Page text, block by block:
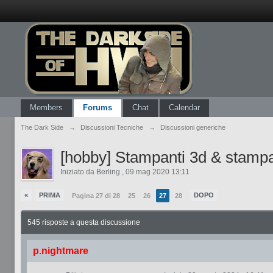
Members Forums Chat Calendar
The Dark Side → Discussioni Tecniche → Discussioni generiche
[hobby] Stampanti 3d &
Iniziato da Berling , 09 mag 2020 13:11
« PRIMA Pagina 27 di 28 25 26 27 28 DOPO
545 risposte a questa discussione
p.nightmare